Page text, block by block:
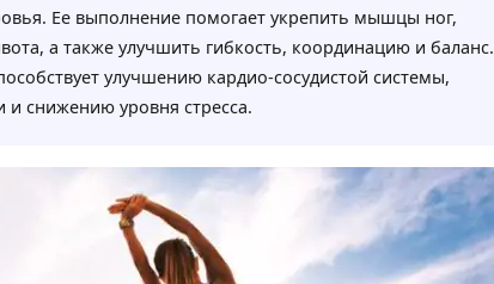
Ее выполнение помогает укрепить мышцы ног,
а также улучшить гибкость, координацию и баланс.
улучшению кардио-сосудистой системы,
снижению уровня стресса.